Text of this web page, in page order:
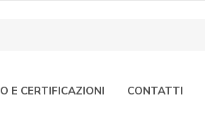
E CERTIFICAZIONI CONTATTI